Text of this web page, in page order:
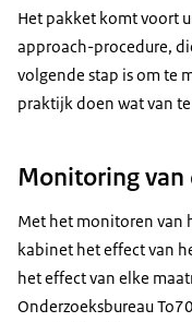
Het pakket komt voort
approach-procedure,
volgende stap is om te
praktijk doen wat van
Monitoring van
Met het monitoren van
kabinet het effect van
het effect van elke
Onderzoeksbureau